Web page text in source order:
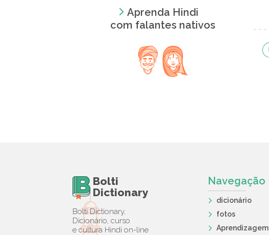
Aprenda Hindi
com falantes nativos
Bolti
Dictionary
Bolti Dictionary,
Dicionário, curso
e cultura Hindi on-line
Navegação
dicionário
fotos
Aprendizagem